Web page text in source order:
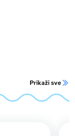
Prikaži sve